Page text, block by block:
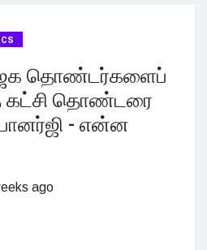
தொண்டர்களைப்
கட்சி தொண்டரை
- என்ன
ago